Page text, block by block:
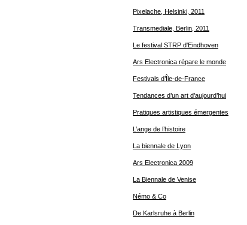
Pixelache, Helsinki, 2011
Transmediale, Berlin, 2011
Le festival STRP d'Eindhoven
Ars Electronica répare le monde
Festivals d’Île-de-France
Tendances d’un art d’aujourd’hui
Pratiques artistiques émergentes
L’ange de l’histoire
La biennale de Lyon
Ars Electronica 2009
La Biennale de Venise
Némo & Co
De Karlsruhe à Berlin